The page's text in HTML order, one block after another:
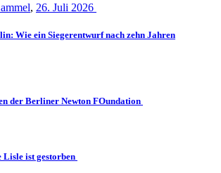
, 26. Juli 2026
Wie ein Siegerentwurf nach zehn Jahren
der Berliner Newton FOundation
Lisle ist gestorben